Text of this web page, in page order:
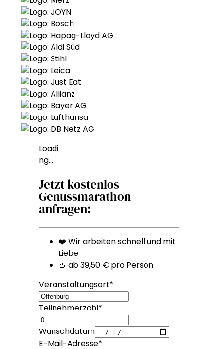
Loadi
ng…
Jetzt kostenlos
Genussmarathon
anfragen:
❤️ Wir arbeiten schnell und mit
Liebe
👛 ab 39,50 € pro Person
Veranstaltungsort*
Teilnehmerzahl*
Wunschdatum
E-Mail-Adresse*